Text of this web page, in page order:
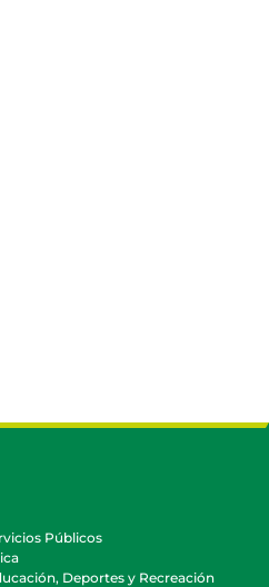
Públicos
Deportes y Recreación